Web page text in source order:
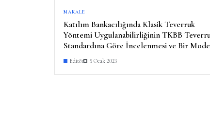
MAKALE
Katılım Bankacılığında Klasik Teverruk
Yöntemi Uygulanabilirliğinin TKBB
Standardına Göre İncelenmesi ve Bir
Önerisi
Editör 5 Ocak 2023